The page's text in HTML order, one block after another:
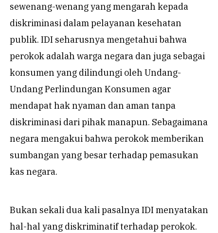
sewenang-wenang yang mengarah kepada
diskriminasi dalam pelayanan kesehatan
publik. IDI seharusnya mengetahui bahwa
perokok adalah warga negara dan juga sebagai
konsumen yang dilindungi oleh Undang-
Undang Perlindungan Konsumen agar
mendapat hak nyaman dan aman tanpa
diskriminasi dari pihak manapun. Sebagaimana
negara mengakui bahwa perokok memberikan
sumbangan yang besar terhadap pemasukan
kas negara.
Bukan sekali dua kali pasalnya IDI menyatakan
hal-hal yang diskriminatif terhadap perokok.